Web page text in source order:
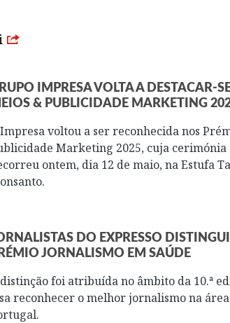
IMPRESA VOLTA A DESTACAR-
& PUBLICIDADE MARKETING
voltou a ser reconhecida nos
Marketing 2025, cuja
ontem, dia 12 de maio, na Estufa
DO EXPRESSO
JORNALISMO EM SAÚDE
foi atribuída no âmbito da 10.ª
reconhecer o melhor jornalismo na